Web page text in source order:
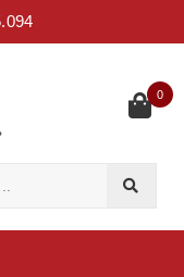
0